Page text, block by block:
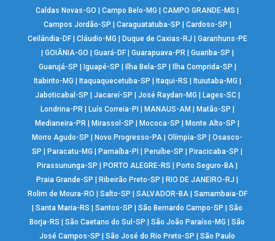
Caldas Novas-GO |Campo Belo-MG |CAMPO GRANDE-MS |
Campos Jordão-SP | Caraguatatuba-SP | Cardoso-SP |
Ceilândia-DF| Cláudio-MG | Duque de Caxias-RJ | Garanhuns-PE
| GOIÂNIA-GO | Guará-DF| Guarapuava-PR | Guariba-SP |
Guarujá-SP | Iguapé-SP | Ilha Bela-SP | Ilha Comprida-SP |
Itabirito-MG | Itaquaquecetuba-SP | Itaqui-RS | Ituiutaba-MG |
Jaboticabal-SP | Jacareí-SP | José Raydan-MG | Lages-SC|
Londrina-PR | Luís Correia-PI | MANAUS-AM | Matão-SP |
Medianeira-PR |Mirassol-SP |Mococa-SP |Monte Alto-SP |
Morro Agudo-SP |Novo Progresso-PA |Olímpia-SP |Osasco-
SP |Paracatu-MG |Parnaíba-PI |Peruíbe-SP |Piracicaba-SP |
Pirassununga-SP |PORTO ALEGRE-RS |Porto Seguro-BA |
Praia Grande-SP |Ribeirão Preto-SP |RIO DE JANEIRO-RJ |
Rolim de Moura-RO | Salto-SP | SALVADOR-BA| Samambaia-DF
|Santa Maria-RS |Santos-SP |São Bernardo Campo-SP |São
Borja-RS |São Caetano do Sul-SP |São João Paraíso-MG |São
José Campos-SP |São José do Rio Preto-SP |São Paulo